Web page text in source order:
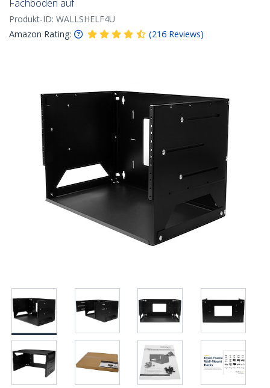
Fachboden auf
Produkt-ID: WALLSHELF4U
Amazon Rating:
(216 Reviews)